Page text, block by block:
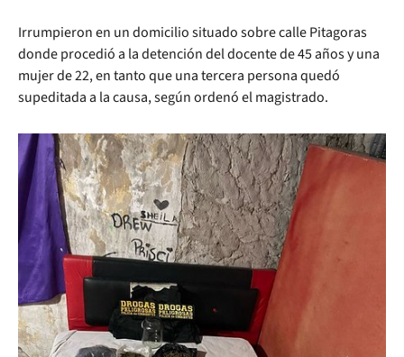
Irrumpieron en un domicilio situado sobre calle Pitagoras
donde procedió a la detención del docente de 45 años y una
mujer de 22, en tanto que una tercera persona quedó
supeditada a la causa, según ordenó el magistrado.